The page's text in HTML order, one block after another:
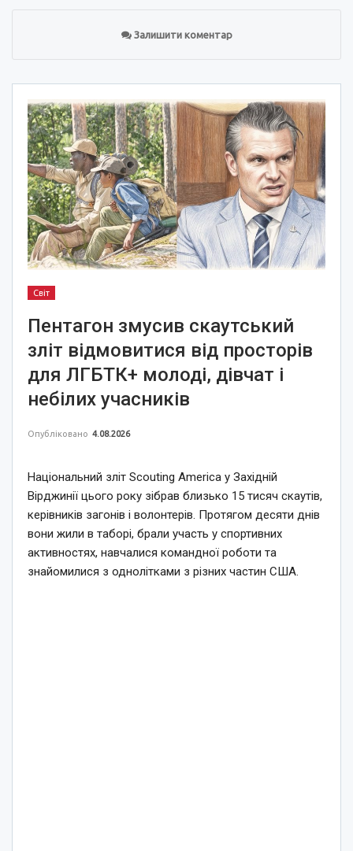
Залишити коментар
Світ
Пентагон змусив скаутський
зліт відмовитися від просторів
для ЛГБТК+ молоді, дівчат і
небілих учасників
Опубліковано 4.08.2026
Національний зліт Scouting America у Західній
Вірджинії цього року зібрав близько 15 тисяч скаутів,
керівників загонів і волонтерів. Протягом десяти днів
вони жили в таборі, брали участь у спортивних
активностях, навчалися командної роботи та
знайомилися з однолітками з різних частин США.